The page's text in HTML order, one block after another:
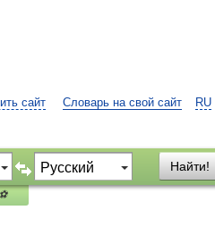
RU
сайт Словарь на свой сайт
Найти!